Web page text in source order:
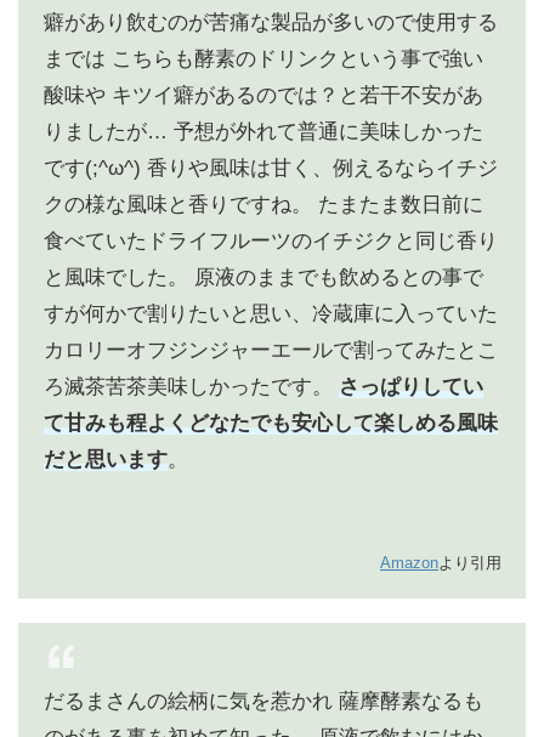
癖があり飲むのが苦痛な製品が多いので使用する
までは こちらも酵素のドリンクという事で強い
酸味や キツイ癖があるのでは？と若干不安があ
りましたが… 予想が外れて普通に美味しかった
です(;^ω^) 香りや風味は甘く、例えるならイチジ
クの様な風味と香りですね。
たまたま数日前に
食べていたドライフルーツのイチジクと同じ香り
と風味でした。
原液のままでも飲めるとの事で
すが何かで割りたいと思い、冷蔵庫に入っていた
カロリーオフジンジャーエールで割ってみたとこ
ろ滅茶苦茶美味しかったです。
さっぱりしてい
て甘みも程よくどなたでも安心して楽しめる風味
だと思います。
Amazonより引用
だるまさんの絵柄に気を惹かれ 薩摩酵素なるも